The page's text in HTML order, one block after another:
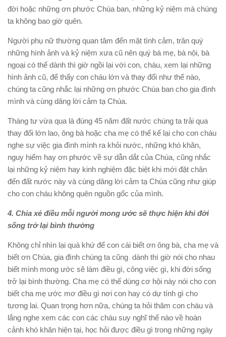
đời hoặc những ơn phước Chúa ban, những kỷ niệm mà chúng
ta không bao giờ quên.
Người phụ nữ thường quan tâm đến mặt tình cảm, trân quý
những hình ảnh và kỷ niệm xưa cũ nên quý bà mẹ, bà nội, bà
ngoại có thể dành thì giờ ngồi lại với con, cháu, xem lại những
hình ảnh cũ, để thấy con cháu lớn và thay đổi như thế nào,
chúng ta cũng nhắc lại những ơn phước Chúa ban cho gia đình
mình và cùng dâng lời cảm tạ Chúa.
Tháng tư vừa qua là đúng 45 năm đất nước chúng ta trải qua
thay đổi lớn lao, ông bà hoặc cha mẹ có thể kể lại cho con cháu
nghe sự việc gia đình mình ra khỏi nước, những khó khăn,
nguy hiểm hay ơn phước về sự dẫn dắt của Chúa, cũng nhắc
lại những kỷ niệm hay kinh nghiệm đặc biệt khi mới đặt chân
đến đất nước này và cùng dâng lời cảm tạ Chúa cũng như giúp
cho con cháu không quên nguồn gốc của mình.
4. Chia xẻ điều mỗi người mong ước sẽ thực hiện khi đời
sống trở lại bình thường
Không chỉ nhìn lại quá khứ để con cái biết ơn ông bà, cha mẹ và
biết ơn Chúa, gia đình chúng ta cũng dành thì giờ nói cho nhau
biết mình mong ước sẽ làm điều gì, công việc gì, khi đời sống
trở lại bình thường. Cha mẹ có thể dùng cơ hội này nói cho con
biết cha mẹ ước mơ điều gì nơi con hay có dự tính gì cho
tương lai. Quan trọng hơn nữa, chúng ta hỏi thăm con cháu và
lắng nghe xem các con các cháu suy nghĩ thế nào về hoàn
cảnh khó khăn hiện tại, học hỏi được điều gì trong những ngày